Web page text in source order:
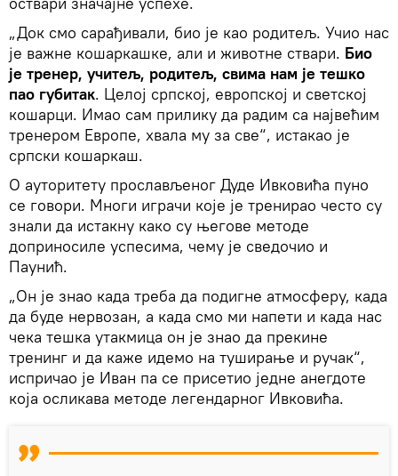
„Док смо сарађивали, био је као родитељ. Учио нас
је важне кошаркашке, али и животне ствари. Био
је тренер, учитељ, родитељ, свима нам је тешко
пао губитак. Целој српској, европској и светској
кошарци. Имао сам прилику да радим са највећим
тренером Европе, хвала му за све“, истакао је
српски кошаркаш.
О ауторитету прослављеног Дуде Ивковића пуно
се говори. Многи играчи које је тренирао често су
знали да истакну како су његове методе
доприносиле успесима, чему је сведочио и
Паунић.
„Он је знао када треба да подигне атмосферу, када
да буде нервозан, а када смо ми напети и када нас
чека тешка утакмица он је знао да прекине
тренинг и да каже идемо на туширање и ручак“,
испричао је Иван па се присетио једне анегдоте
која осликава методе легендарног Ивковића.